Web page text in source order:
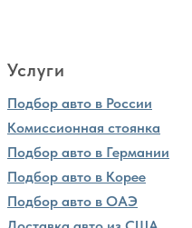
Услуги
Подбор авто в России
Комиссионная стоянка
Подбор авто в Германии
Подбор авто в Корее
Подбор авто в ОАЭ